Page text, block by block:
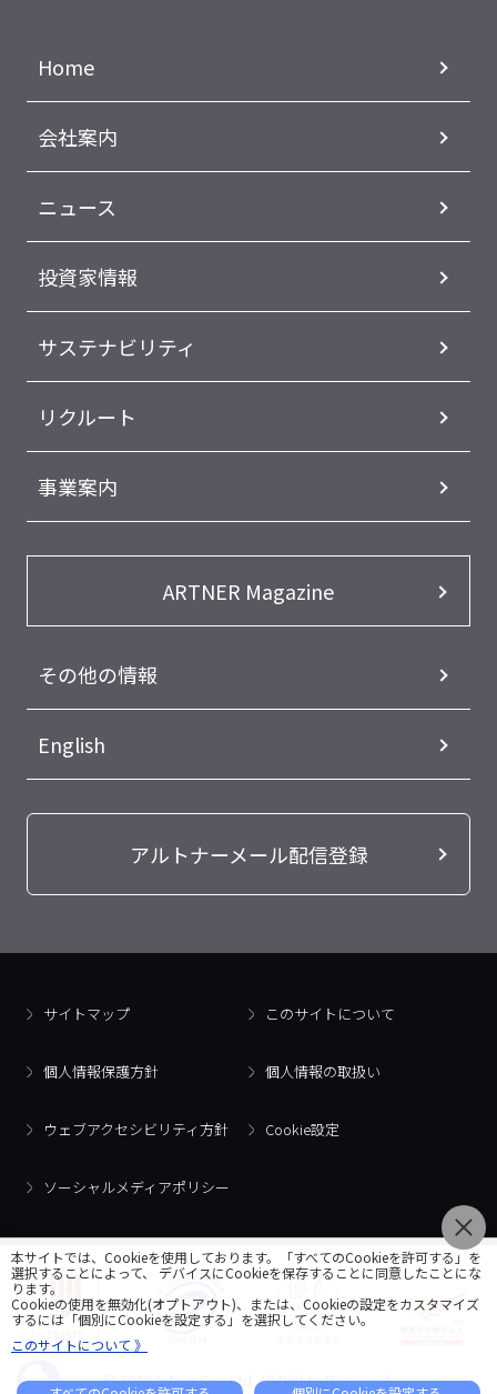
Home
会社案内
ニュース
投資家情報
サステナビリティ
リクルート
事業案内
ARTNER Magazine
その他の情報
English
アルトナーメール配信登録
サイトマップ このサイトについて
個人情報保護方針 個人情報の取扱い
ウェブアクセシビリティ方針 Cookie設定
ソーシャルメディアポリシー
© 2018 Artner Co., Ltd. All Rights Reserved.
本サイトでは、Cookieを使用しております。「すべてのCookieを許可する」を
選択することによって、 デバイスにCookieを保存することに同意したことにな
ります。
Cookieの使用を無効化(オプトアウト)、または、Cookieの設定をカスタマイズ
するには「個別にCookieを設定する」を選択してください。
このサイトについて 》